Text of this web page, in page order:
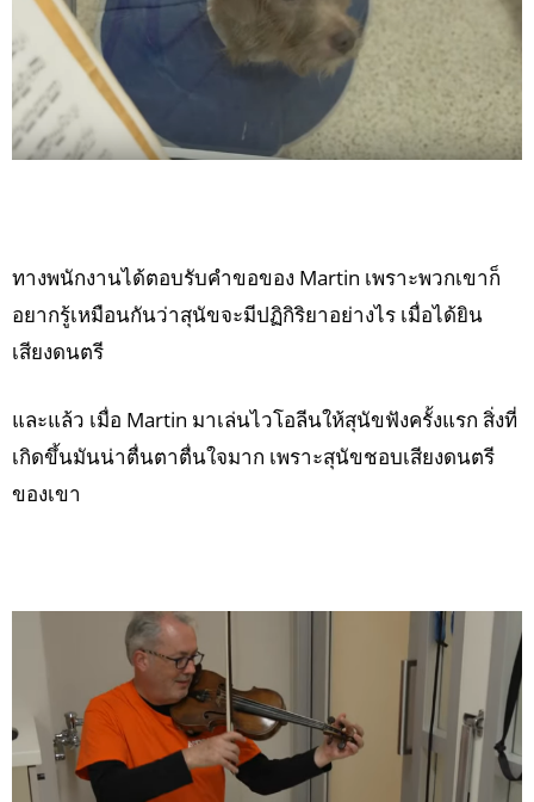
ทางพนักงานได้ตอบรับคำขอของ Martin เพราะพวกเขาก็
อยากรู้เหมือนกันว่าสุนัขจะมีปฏิกิริยาอย่างไร เมื่อได้ยิน
เสียงดนตรี
และแล้ว เมื่อ Martin มาเล่นไวโอลีนให้สุนัขฟังครั้งแรก สิ่งที่
เกิดขึ้นมันน่าตื่นตาตื่นใจมาก เพราะสุนัขชอบเสียงดนตรี
ของเขา